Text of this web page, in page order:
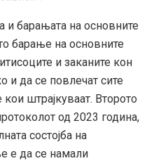
и барањата на основните
барање на основните
и заканите кон
и да се повлечат сите
штрајкуваат. Второто
од 2023 година,
состојба на
е да се намали